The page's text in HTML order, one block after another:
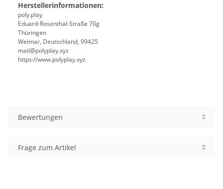
Herstellerinformationen:
poly.play
Eduard-Rosenthal-Straße 70g
Thüringen
Weimar, Deutschland, 99425
mail@polyplay.xyz
https://www.polyplay.xyz
Bewertungen
Frage zum Artikel